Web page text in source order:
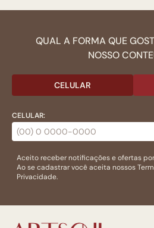
QUAL A FORMA QUE
NOSSO
CELULAR
CELULAR:
Aceito receber notificações e ofertas
Ao se cadastrar você aceita nossos
Privacidade.